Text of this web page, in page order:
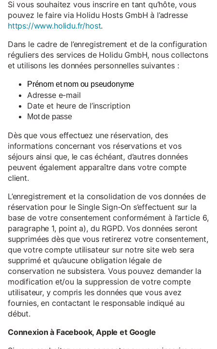
Si vous souhaitez vous inscrire en tant qu’hôte, vous
pouvez le faire via Holidu Hosts GmbH à l’adresse
https://www.holidu.fr/host.
Dans le cadre de l’enregistrement et de la configuration
réguliers des services de Holidu GmbH, nous collectons
et utilisons les données personnelles suivantes :
Prénom et nom ou pseudonyme
Adresse e-mail
Date et heure de l’inscription
Mot de passe
Dès que vous effectuez une réservation, des
informations concernant vos réservations et vos
séjours ainsi que, le cas échéant, d’autres données
peuvent également apparaître dans votre compte
client.
L’enregistrement et la consolidation de vos données de
réservation pour le Single Sign-On s’effectuent sur la
base de votre consentement conformément à l’article 6,
paragraphe 1, point a), du RGPD. Vos données seront
supprimées dès que vous retirerez votre consentement,
que votre compte utilisateur sur notre site web sera
supprimé et qu’aucune obligation légale de
conservation ne subsistera. Vous pouvez demander la
modification et/ou la suppression de votre compte
utilisateur, y compris les données que vous avez
fournies, en contactant le responsable indiqué au
début.
Connexion à Facebook, Apple et Google